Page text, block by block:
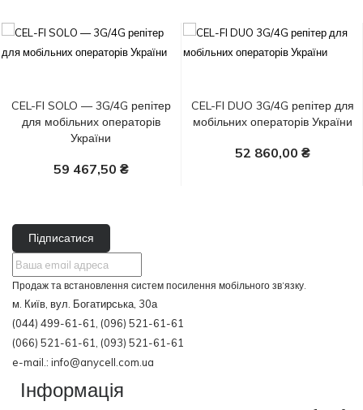
CEL-FI SOLO — 3G/4G репітер
для мобільних операторів
України
59 467,50 ₴
CEL-FI DUO 3G/4G репітер для
мобільних операторів України
52 860,00 ₴
Підписатися
Продаж та встановлення систем посилення мобільного зв’язку.
м. Київ, вул. Богатирська, 30а
(044) 499-61-61, (096) 521-61-61
(066) 521-61-61, (093) 521-61-61
e-mail.: info@anycell.com.ua
Інформація